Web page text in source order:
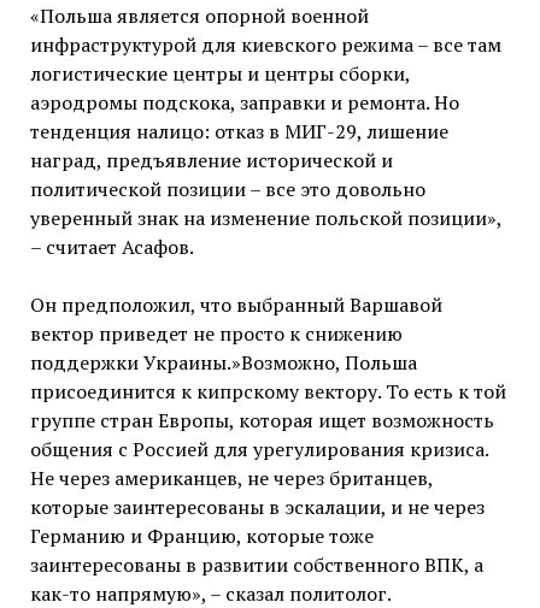
«Польша является опорной военной
инфраструктурой для киевского режима – все там
логистические центры и центры сборки,
аэродромы подскока, заправки и ремонта. Но
тенденция налицо: отказ в МИГ-29, лишение
наград, предъявление исторической и
политической позиции – все это довольно
уверенный знак на изменение польской позиции»,
– считает Асафов.
Он предположил, что выбранный Варшавой
вектор приведет не просто к снижению
поддержки Украины.»Возможно, Польша
присоединится к кипрскому вектору. То есть к той
группе стран Европы, которая ищет возможность
общения с Россией для урегулирования кризиса.
Не через американцев, не через британцев,
которые заинтересованы в эскалации, и не через
Германию и Францию, которые тоже
заинтересованы в развитии собственного ВПК, а
как-то напрямую», – сказал политолог.